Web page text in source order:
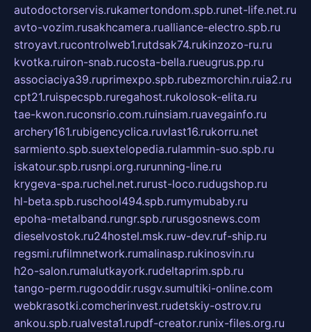
autodoctorservis.rukamertondom.spb.runet-life.net.ru
avto-vozim.rusakhcamera.rualliance-electro.spb.ru
stroyavt.rucontrolweb1.rutdsak74.rukinzozo-ru.ru
kvotka.ruiron-snab.rucosta-bella.rueugrus.pp.ru
associaciya39.ruprimexpo.spb.rubezmorchin.ruia2.ru
cpt21.ruispecspb.ruregahost.rukolosok-elita.ru
tae-kwon.ruconsrio.com.ruinsiam.ruavegainfo.ru
archery161.rubigencyclica.ruvlast16.rukorru.net
sarmiento.spb.suextelopedia.rulammin-suo.spb.ru
iskatour.spb.rusnpi.org.rurunning-line.ru
krygeva-spa.ruchel.net.rurust-loco.rudugshop.ru
hl-beta.spb.ruschool494.spb.rumymubaby.ru
epoha-metalband.rungr.spb.rurusgosnews.com
dieselvostok.ru24hostel.msk.ruw-dev.ruf-ship.ru
regsmi.rufilmnetwork.rumalinasp.rukinosvin.ru
h2o-salon.rumalutkayork.rudeltaprim.spb.ru
tango-perm.rugooddir.rusgv.sumultiki-online.com
webkrasotki.comcherinvest.rudetskiy-ostrov.ru
ankou.spb.rualvesta1.rupdf-creator.runix-files.org.ru